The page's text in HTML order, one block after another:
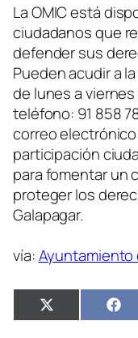
La OMIC está
ciudadanos que
defender sus
Pueden acudir a
de lunes a
teléfono: 91 858
correo
participación
para fomentar un
proteger los
Galapagar.
vía:Ayuntamiento
Compartir
en
X
(Twitter) en